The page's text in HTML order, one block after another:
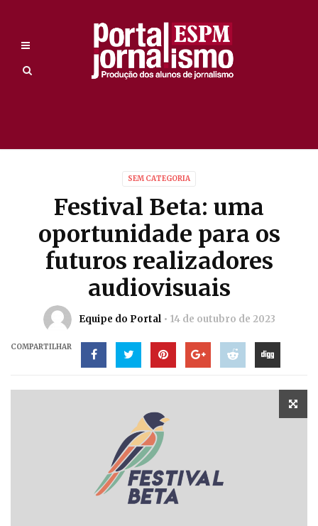
SEM CATEGORIA
Festival Beta: uma
oportunidade para os
futuros realizadores
audiovisuais
Equipe do Portal 14 de outubro de 2023
COMPARTILHAR